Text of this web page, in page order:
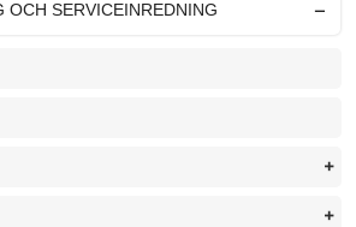
OCH SERVICEINREDNING